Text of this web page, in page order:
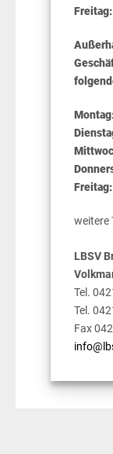
weitere
LBSV
Tel.
Tel.
Fax